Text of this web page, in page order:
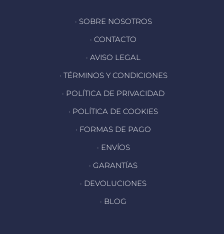
· SOBRE NOSOTROS
· CONTACTO
· AVISO LEGAL
· TÉRMINOS Y CONDICIONES
· POLÍTICA DE PRIVACIDAD
· POLÍTICA DE COOKIES
· FORMAS DE PAGO
· ENVÍOS
· GARANTÍAS
· DEVOLUCIONES
· BLOG